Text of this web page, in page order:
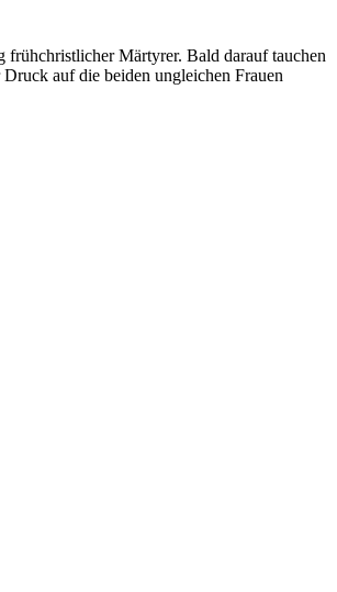
frühchristlicher Märtyrer. Bald darauf tauchen
auf die beiden ungleichen Frauen